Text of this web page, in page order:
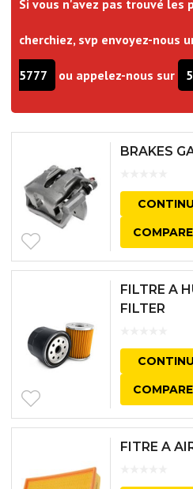
Si vous n'avez pas trouvé les
cherchiez, svp envoyez-nous
5777 ou appelez-nous sur
BRAKES
COMPARE
FILTRE A
FILTER
COMPARE
FITRE A